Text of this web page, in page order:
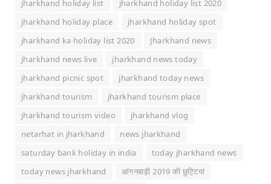
jharkhand holiday list
jharkhand holiday list 2020
jharkhand holiday place
jharkhand holiday spot
jharkhand ka holiday list 2020
Jharkhand news
jharkhand news live
jharkhand news today
jharkhand picnic spot
jharkhand today news
jharkhand tourism
jharkhand tourism place
jharkhand tourism video
jharkhand vlog
netarhat in jharkhand
news jharkhand
saturday bank holiday in india
today jharkhand news
today news jharkhand
आंगनबाड़ी 2019 की छुट्टियां